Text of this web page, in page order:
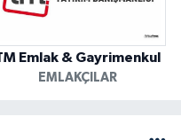
Emlak & Gayrimenkul
EMLAKÇILAR